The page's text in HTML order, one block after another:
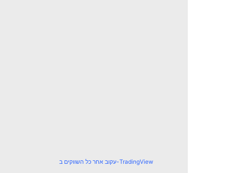
עקוב אחר כל השווקים ב-TradingView